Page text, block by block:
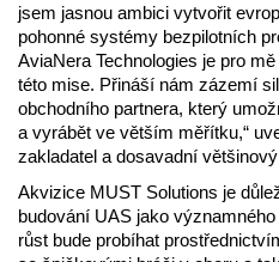
jsem jasnou ambici vytvořit
pohonné systémy bezpilotních
AviaNera Technologies je pro
této mise. Přináší nám zázemí
obchodního partnera, který
a vyrábět ve větším měřítku,“
zakladatel a dosavadní
Akvizice MUST Solutions je
budování UAS jako
růst bude probíhat